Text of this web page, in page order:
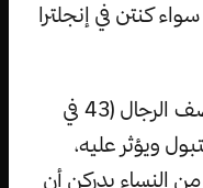
كنتن في إنجلترا
معلومة إضافية: يعتقد تقريبا نصف الرجال (43 في
ويؤثر عليه،
أن 82 في المائة من النساء يدركن أن